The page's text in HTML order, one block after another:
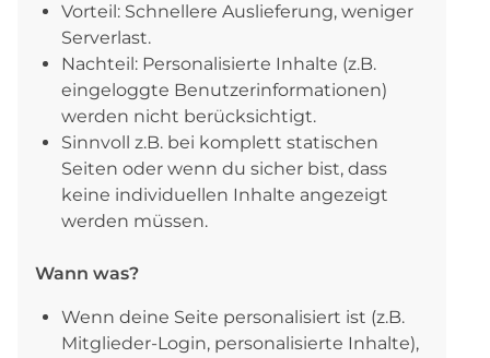
Vorteil: Schnellere Auslieferung, weniger
Serverlast.
Nachteil: Personalisierte Inhalte (z.B.
eingeloggte Benutzerinformationen)
werden nicht berücksichtigt.
Sinnvoll z.B. bei komplett statischen
Seiten oder wenn du sicher bist, dass
keine individuellen Inhalte angezeigt
werden müssen.
Wann was?
Wenn deine Seite personalisiert ist (z.B.
Mitglieder-Login, personalisierte Inhalte),